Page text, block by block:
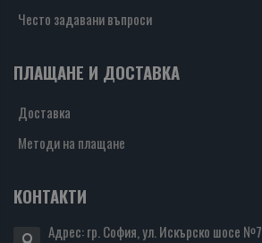
Често задавани въпроси
ПЛАЩАНЕ И ДОСТАВКА
Доставка
Методи на плащане
КОНТАКТИ
Адрес: гр. София, ул. Искърско шосе №7